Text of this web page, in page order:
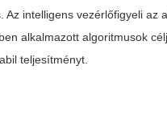
intelligens vezérlőfigyeli
alkalmazott algoritmusok
teljesítményt.